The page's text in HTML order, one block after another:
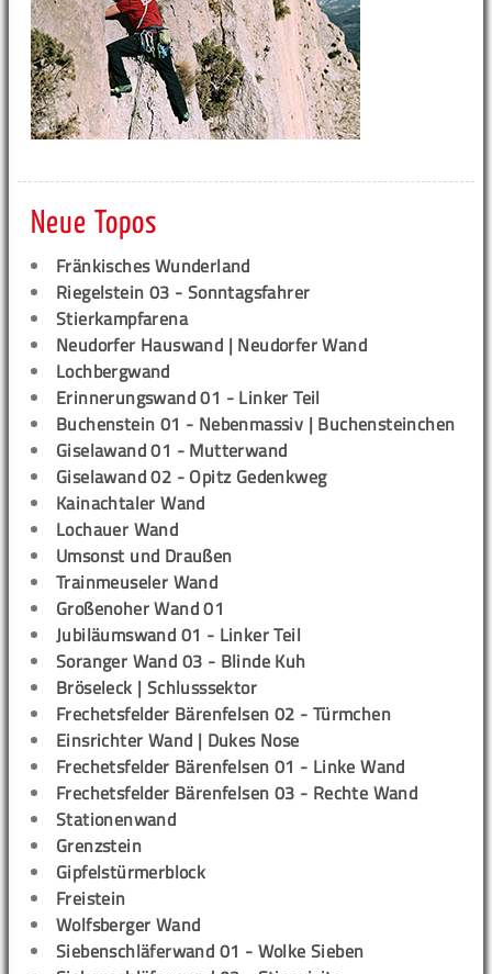
Neue Topos
Fränkisches Wunderland
Riegelstein 03 - Sonntagsfahrer
Stierkampfarena
Neudorfer Hauswand | Neudorfer Wand
Lochbergwand
Erinnerungswand 01 - Linker Teil
Buchenstein 01 - Nebenmassiv | Buchensteinchen
Giselawand 01 - Mutterwand
Giselawand 02 - Opitz Gedenkweg
Kainachtaler Wand
Lochauer Wand
Umsonst und Draußen
Trainmeuseler Wand
Großenoher Wand 01
Jubiläumswand 01 - Linker Teil
Soranger Wand 03 - Blinde Kuh
Bröseleck | Schlusssektor
Frechetsfelder Bärenfelsen 02 - Türmchen
Einsrichter Wand | Dukes Nose
Frechetsfelder Bärenfelsen 01 - Linke Wand
Frechetsfelder Bärenfelsen 03 - Rechte Wand
Stationenwand
Grenzstein
Gipfelstürmerblock
Freistein
Wolfsberger Wand
Siebenschläferwand 01 - Wolke Sieben